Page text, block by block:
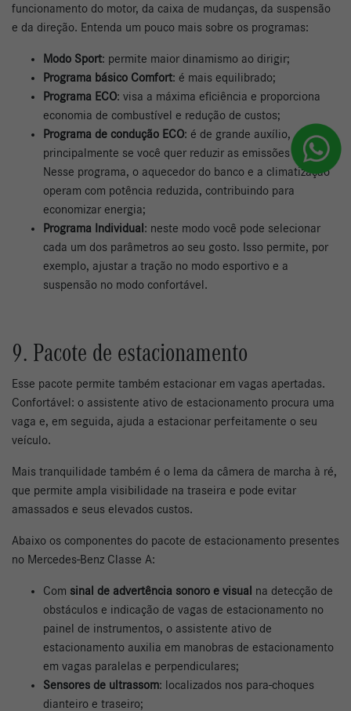
funcionamento do motor, da caixa de mudanças, da suspensão
e da direção. Entenda um pouco mais sobre os programas:
Modo Sport: permite maior dinamismo ao dirigir;
Programa básico Comfort: é mais equilibrado;
Programa ECO: visa a máxima eficiência e proporciona
economia de combustível e redução de custos;
Programa de condução ECO: é de grande auxílio,
principalmente se você quer reduzir as emissões de CO2.
Nesse programa, o aquecedor do banco e a climatização
operam com potência reduzida, contribuindo para
economizar energia;
Programa Individual : neste modo você pode selecionar
cada um dos parâmetros ao seu gosto. Isso permite, por
exemplo, ajustar a tração no modo esportivo e a
suspensão no modo confortável.
9. Pacote de estacionamento
Esse pacote permite também estacionar em vagas apertadas.
Confortável: o assistente ativo de estacionamento procura uma
vaga e, em seguida, ajuda a estacionar perfeitamente o seu
veículo.
Mais tranquilidade também é o lema da câmera de marcha à ré,
que permite ampla visibilidade na traseira e pode evitar
amassados e seus elevados custos.
Abaixo os componentes do pacote de estacionamento presentes
no Mercedes-Benz Classe A:
Com sinal de advertência sonoro e visual
na detecção de
obstáculos e indicação de vagas de estacionamento no
painel de instrumentos, o assistente ativo de
estacionamento auxilia em manobras de estacionamento
em vagas paralelas e perpendiculares;
Sensores de ultrassom: localizados nos para-choques
dianteiro e traseiro;